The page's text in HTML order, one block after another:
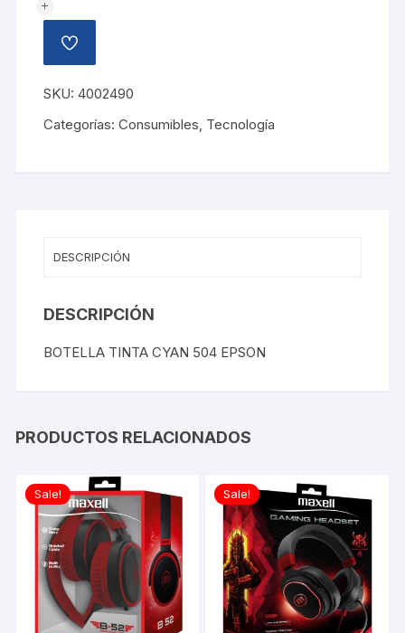
T504220
CYAN
EPSON
AÑADIR
A
LISTA
DE
DESEOS
SKU:4002490
Categorías:Consumibles, Tecnología
DESCRIPCIÓN
DESCRIPCIÓN
BOTELLA TINTA CYAN 504 EPSON
PRODUCTOS RELACIONADOS
Sale! Sale!